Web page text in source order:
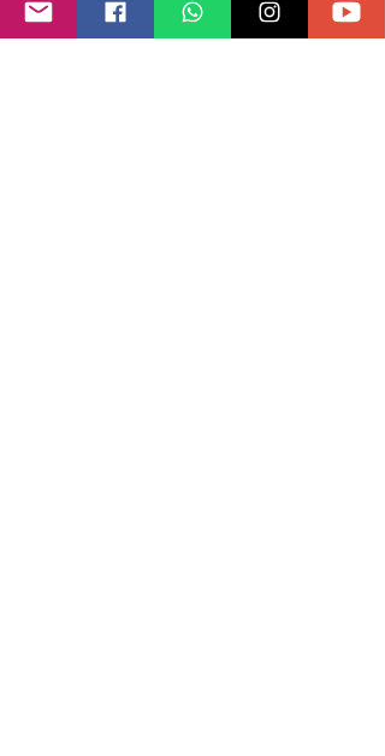
participaram da força-tarefa de apoio
aos atingidos e de recuperação da